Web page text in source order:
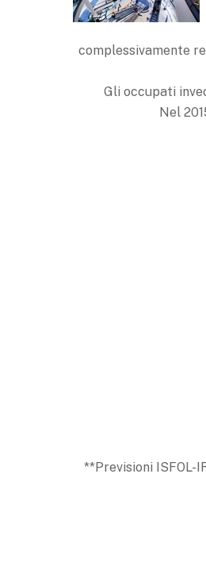
complessivamente
Gli occupati
Nel
**Previsioni ISFOL-